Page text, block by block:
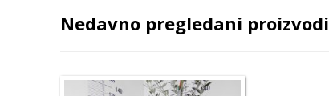
Nedavno pregledani proizvodi